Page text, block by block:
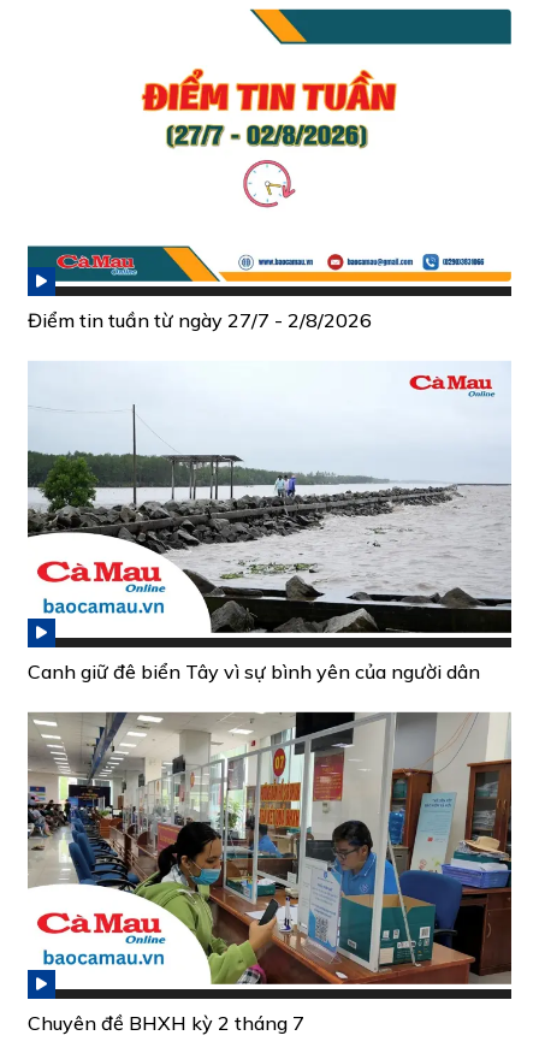
Điểm tin tuần từ ngày 27/7 - 2/8/2026
Canh giữ đê biển Tây vì sự bình yên của người dân
Chuyên đề BHXH kỳ 2 tháng 7